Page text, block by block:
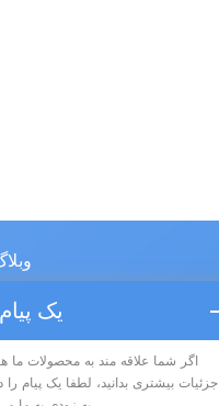
یک
اگر شما علاقه مند به محصولات ما
جزئیات بیشتری بدانید، لطفا یک پیام را